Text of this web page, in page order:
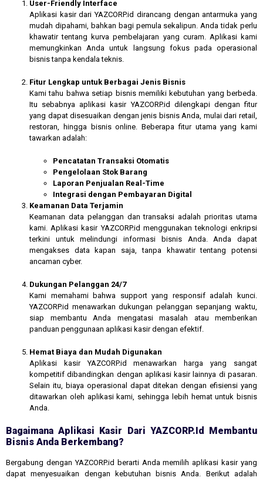
User-Friendly Interface
Aplikasi kasir dari YAZCORP.id dirancang dengan antarmuka yang
mudah dipahami, bahkan bagi pemula sekalipun. Anda tidak perlu
khawatir tentang kurva pembelajaran yang curam. Aplikasi kami
memungkinkan Anda untuk langsung fokus pada operasional
bisnis tanpa kendala teknis.
Fitur Lengkap untuk Berbagai Jenis Bisnis
Kami tahu bahwa setiap bisnis memiliki kebutuhan yang berbeda.
Itu sebabnya aplikasi kasir YAZCORP.id dilengkapi dengan fitur
yang dapat disesuaikan dengan jenis bisnis Anda, mulai dari retail,
restoran, hingga bisnis online. Beberapa fitur utama yang kami
tawarkan adalah:
Pencatatan Transaksi Otomatis
Pengelolaan Stok Barang
Laporan Penjualan Real-Time
Integrasi dengan Pembayaran Digital
Keamanan Data Terjamin
Keamanan data pelanggan dan transaksi adalah prioritas utama
kami. Aplikasi kasir YAZCORP.id menggunakan teknologi enkripsi
terkini untuk melindungi informasi bisnis Anda. Anda dapat
mengakses data kapan saja, tanpa khawatir tentang potensi
ancaman cyber.
Dukungan Pelanggan 24/7
Kami memahami bahwa support yang responsif adalah kunci.
YAZCORP.id menawarkan dukungan pelanggan sepanjang waktu,
siap membantu Anda mengatasi masalah atau memberikan
panduan penggunaan aplikasi kasir dengan efektif.
Hemat Biaya dan Mudah Digunakan
Aplikasi kasir YAZCORP.id menawarkan harga yang sangat
kompetitif dibandingkan dengan aplikasi kasir lainnya di pasaran.
Selain itu, biaya operasional dapat ditekan dengan efisiensi yang
ditawarkan oleh aplikasi kami, sehingga lebih hemat untuk bisnis
Anda.
Bagaimana Aplikasi Kasir Dari YAZCORP.id Membantu
Bisnis Anda Berkembang?
Bergabung dengan YAZCORP.id berarti Anda memilih aplikasi kasir yang
dapat menyesuaikan dengan kebutuhan bisnis Anda. Berikut adalah